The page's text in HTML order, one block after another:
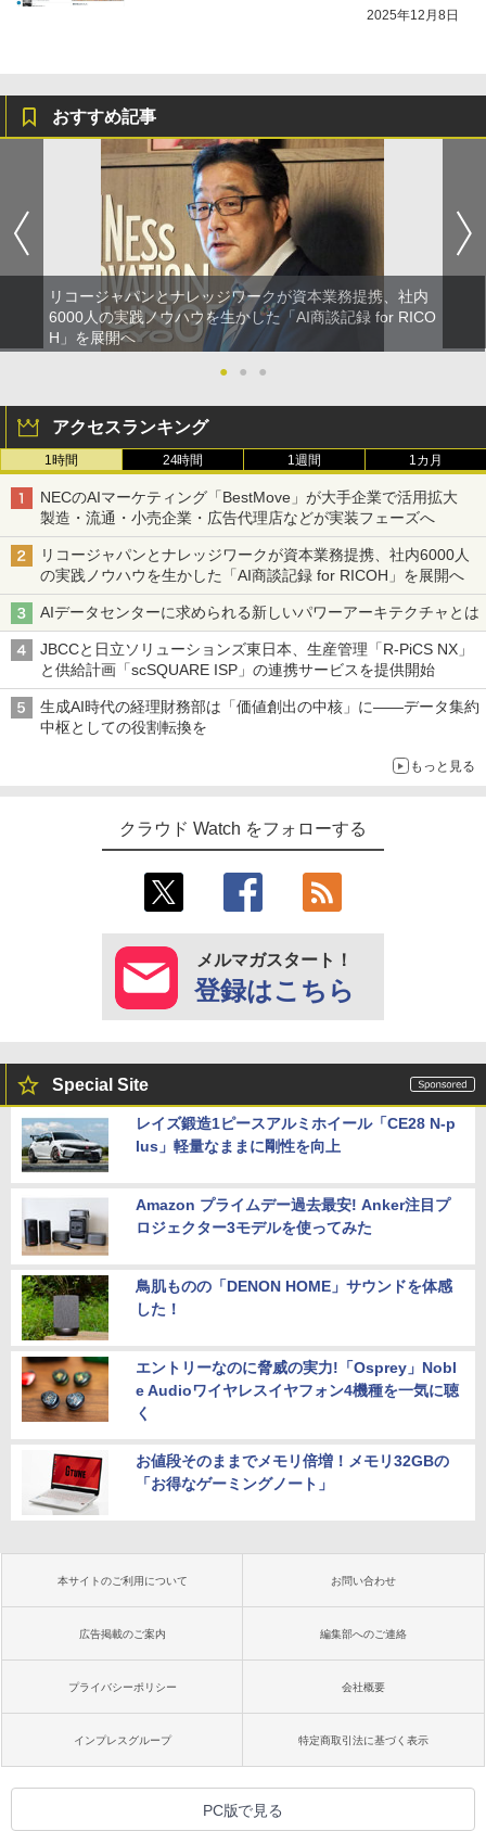
2025年12月8日
おすすめ記事
リコージャパンとナレッジワークが資本業務提携、社内
6000人の実践ノウハウを生かした「AI商談記録 for RICO
H」を展開へ
●
● ●
アクセスランキング
1時間 24時間 1週間 1カ月
NECのAIマーケティング「BestMove」が大手企業で活用拡大
製造・流通・小売企業・広告代理店などが実装フェーズへ
リコージャパンとナレッジワークが資本業務提携、社内6000人
の実践ノウハウを生かした「AI商談記録 for RICOH」を展開へ
AIデータセンターに求められる新しいパワーアーキテクチャとは
JBCCと日立ソリューションズ東日本、生産管理「R-PiCS NX」
と供給計画「scSQUARE ISP」の連携サービスを提供開始
生成AI時代の経理財務部は「価値創出の中核」に――データ集約
中枢としての役割転換を
もっと見る
クラウド Watch をフォローする
メルマガスタート！
登録はこちら
Special Site
レイズ鍛造1ピースアルミホイール「CE28 N-p
lus」軽量なままに剛性を向上
Amazon プライムデー過去最安! Anker注目プ
ロジェクター3モデルを使ってみた
鳥肌ものの「DENON HOME」サウンドを体感
した！
エントリーなのに脅威の実力!「Osprey」Nobl
e Audioワイヤレスイヤフォン4機種を一気に聴
く
お値段そのままでメモリ倍増！メモリ32GBの
「お得なゲーミングノート」
本サイトのご利用について お問い合わせ
広告掲載のご案内 編集部へのご連絡
プライバシーポリシー 会社概要
インプレスグループ 特定商取引法に基づく表示
PC版で見る